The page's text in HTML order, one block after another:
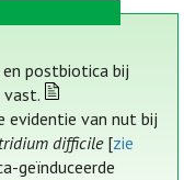
postbiotica bij
evidentie van nut bij
difficile[zie
geïnduceerde